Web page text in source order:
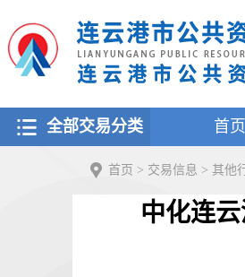
全部交易分类 首页
首页 > 交易信息 > 其他
中化连